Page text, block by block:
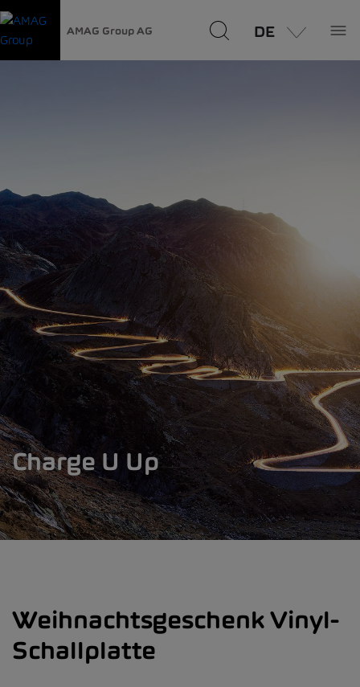
AMAG Group AG DE
Charge U Up
Weihnachtsgeschenk Vinyl-
Schallplatte